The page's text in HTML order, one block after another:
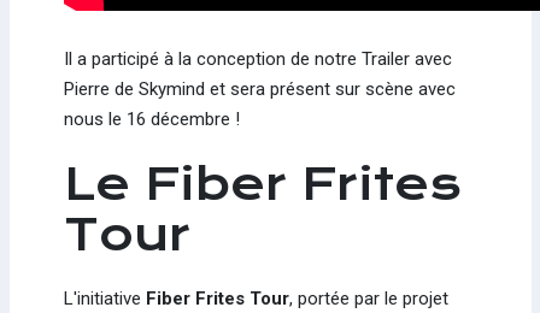
Il a participé à la conception de notre Trailer avec
Pierre de Skymind et sera présent sur scène avec
nous le 16 décembre !
Le Fiber Frites
Tour
L'initiative Fiber Frites Tour, portée par le projet